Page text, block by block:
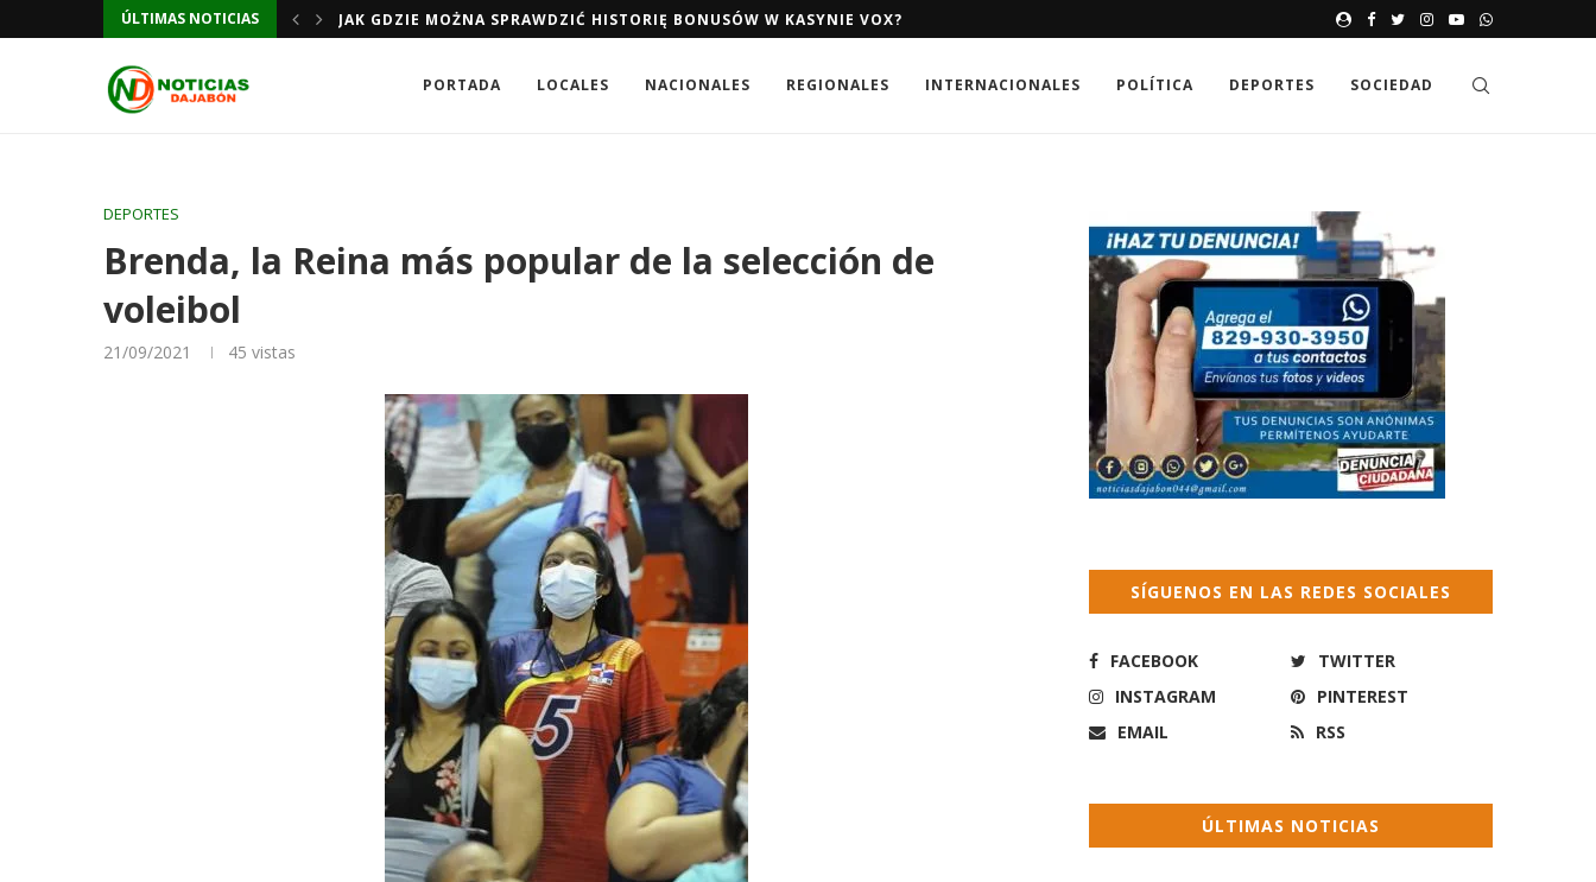
ÚLTIMAS NOTICIAS
JAK GDZIE MOŻNA SPRAWDZIĆ HISTORIĘ BONUSÓW W KASYNIE VOX?
JAK GDZIE MOŻNA
PORTADA LOCALES NACIONALES REGIONALES INTERNACIONALES POLÍTICA DEPORTES SOCIEDAD
DEPORTES
Brenda, la Reina más popular de la selección de
voleibol
21/09/2021 45 vistas
SÍGUENOS EN LAS REDES SOCIALES
FACEBOOK
TWITTER
INSTAGRAM
PINTEREST
EMAIL
RSS
ÚLTIMAS NOTICIAS